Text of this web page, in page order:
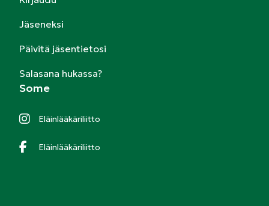
Jäseneksi
Päivitä jäsentietosi
Salasana hukassa?
Some
Eläinlääkäriliitto
Eläinlääkäriliitto